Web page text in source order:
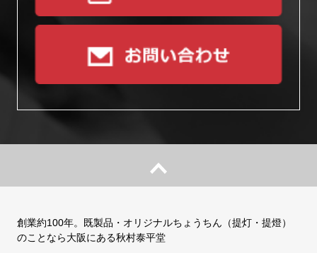
創業約100年。既製品・オリジナルちょうちん（提灯・提燈）
のことなら大阪にある秋村泰平堂